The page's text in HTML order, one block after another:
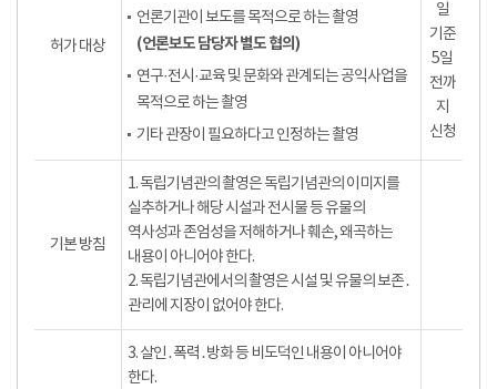
허가 대상
언론기관이 보도를 목적으로 하는 촬영
(언론보도 담당자 별도 협의)
연구·전시·교육 및 문화와 관계되는 공익사업을
목적으로 하는 촬영
기타 관장이 필요하다고 인정하는 촬영
일
기준
5일
전까
지
신청
기본 방침
1. 독립기념관의 촬영은 독립기념관의 이미지를
실추하거나 해당 시설과 전시물 등 유물의
역사성과 존엄성을 저해하거나 훼손, 왜곡하는
내용이 아니어야 한다.
2. 독립기념관에서의 촬영은 시설 및 유물의 보존․
관리에 지장이 없어야 한다.
3. 살인․폭력․방화 등 비도덕인 내용이 아니어야
한다.